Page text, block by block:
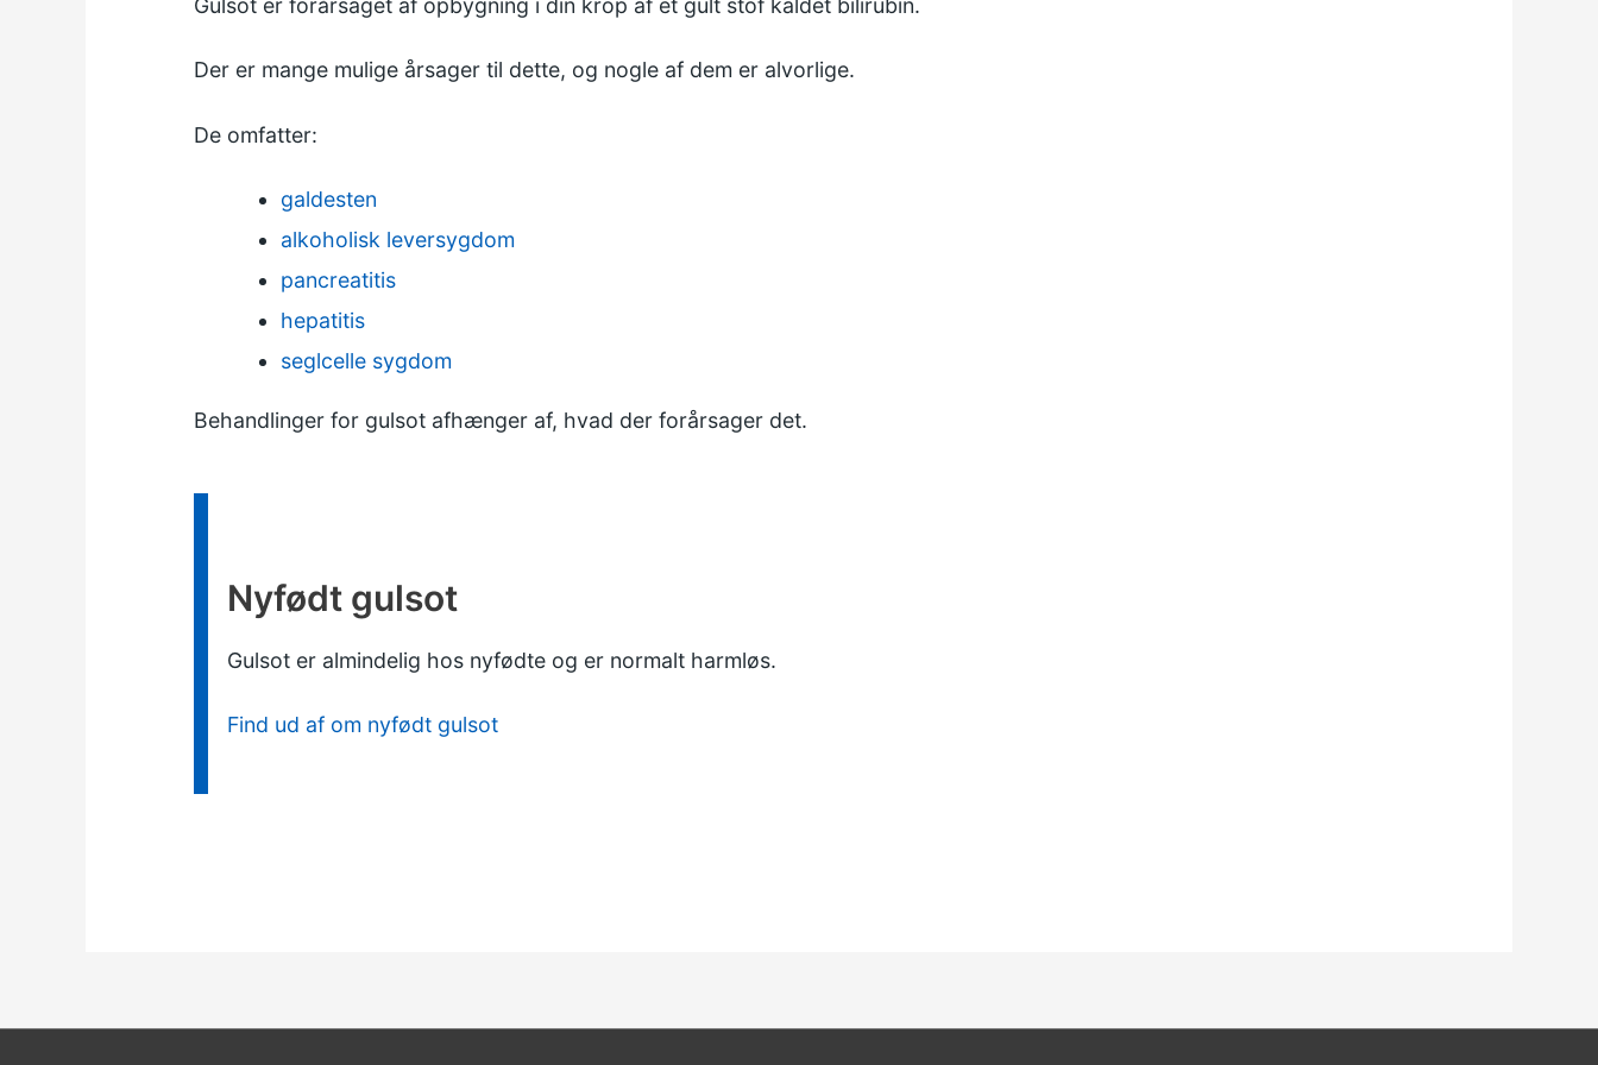
Gulsot er forårsaget af opbygning i din krop af et gult stof kaldet bilirubin.
Der er mange mulige årsager til dette, og nogle af dem er alvorlige.
De omfatter:
galdesten
alkoholisk leversygdom
pancreatitis
hepatitis
seglcelle sygdom
Behandlinger for gulsot afhænger af, hvad der forårsager det.
Nyfødt gulsot
Gulsot er almindelig hos nyfødte og er normalt harmløs.
Find ud af om nyfødt gulsot